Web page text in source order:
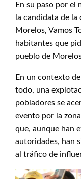
En su paso por el
la candidata de
Morelos, Vamos
habitantes que
pueblo de
En un contexto
todo, una
pobladores se
evento por la
que, aunque han
autoridades, han
al tráfico de